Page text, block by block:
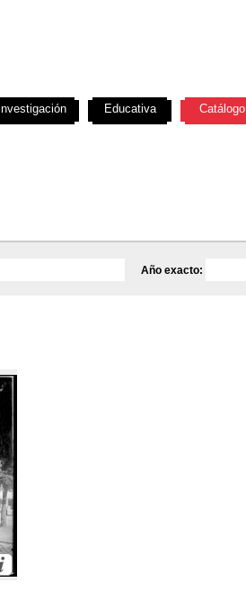
Año exacto:
Investigación Educativa Catálogo